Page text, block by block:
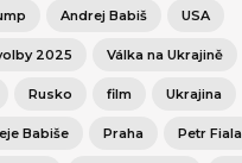
Andrej Babiš USA
2025 Válka na Ukrajině
Rusko film Ukrajina
Babiše Praha Petr Fiala